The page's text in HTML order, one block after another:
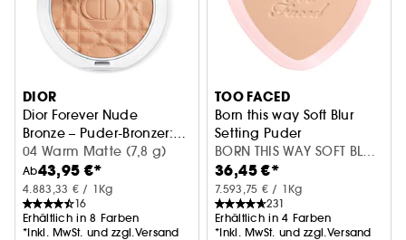
DIOR
Dior Forever Nude
Bronze – Puder-Bronzer:
natürlicher Glanz oder
mattes Finish
04 Warm Matte (7,8 g)
Ab43,95 €*
4.883,33 € / 1Kg
16
Erhältlich in 8 Farben
*Inkl. MwSt. und zzgl.Versand
TOO FACED
Born this way Soft Blur
Setting Puder
BORN THIS WAY SOFT BLUR
SET POWDER LIGHT
36,45 €*
7.593,75 € / 1Kg
231
Erhältlich in 4 Farben
*Inkl. MwSt. und zzgl.Versand